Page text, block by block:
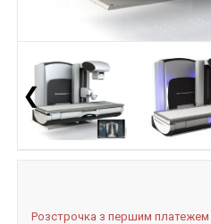
❮
Розстрочка з першим платежем